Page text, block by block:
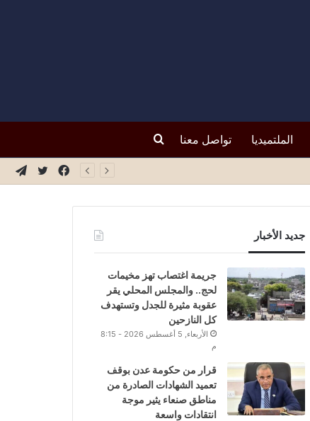
الملتميديا تواصل معنا بحث
تويتر
فيسبوك
جديد الأخبار
جريمة اغتصاب تهز مخيمات
لحج.. والمجلس المحلي يقر
عقوبة مثيرة للجدل وتستهدف
كل النازحين
الأربعاء, 5 أغسطس 2026 - 8:15
م
قرار من حكومة عدن بوقف
تعميد الشهادات الصادرة من
مناطق صنعاء يثير موجة
انتقادات واسعة